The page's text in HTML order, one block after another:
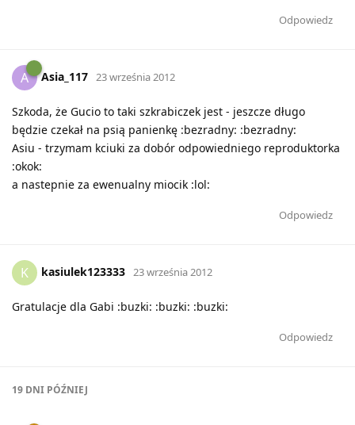
Odpowiedz
A Asia_117 23 września 2012
Szkoda, że Gucio to taki szkrabiczek jest - jeszcze długo
będzie czekał na psią panienkę :bezradny: :bezradny:
Asiu - trzymam kciuki za dobór odpowiedniego reproduktorka
:okok:
a nastepnie za ewenualny miocik :lol:
Odpowiedz
K kasiulek123333 23 września 2012
Gratulacje dla Gabi :buzki: :buzki: :buzki:
Odpowiedz
19 DNI PÓŹNIEJ